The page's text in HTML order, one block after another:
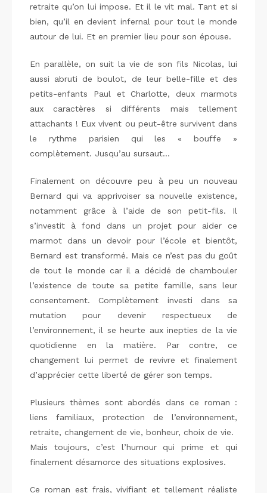
retraite qu’on lui impose. Et il le vit mal. Tant et si
bien, qu’il en devient infernal pour tout le monde
autour de lui. Et en premier lieu pour son épouse.
En parallèle, on suit la vie de son fils Nicolas, lui
aussi abruti de boulot, de leur belle-fille et des
petits-enfants Paul et Charlotte, deux marmots
aux caractères si différents mais tellement
attachants ! Eux vivent ou peut-être survivent dans
le rythme parisien qui les « bouffe »
complètement. Jusqu’au sursaut…
Finalement on découvre peu à peu un nouveau
Bernard qui va apprivoiser sa nouvelle existence,
notamment grâce à l’aide de son petit-fils. Il
s’investit à fond dans un projet pour aider ce
marmot dans un devoir pour l’école et bientôt,
Bernard est transformé. Mais ce n’est pas du goût
de tout le monde car il a décidé de chambouler
l’existence de toute sa petite famille, sans leur
consentement. Complètement investi dans sa
mutation pour devenir respectueux de
l’environnement, il se heurte aux inepties de la vie
quotidienne en la matière. Par contre, ce
changement lui permet de revivre et finalement
d’apprécier cette liberté de gérer son temps.
Plusieurs thèmes sont abordés dans ce roman :
liens familiaux, protection de l’environnement,
retraite, changement de vie, bonheur, choix de vie.
Mais toujours, c’est l’humour qui prime et qui
finalement désamorce des situations explosives.
Ce roman est frais, vivifiant et tellement réaliste